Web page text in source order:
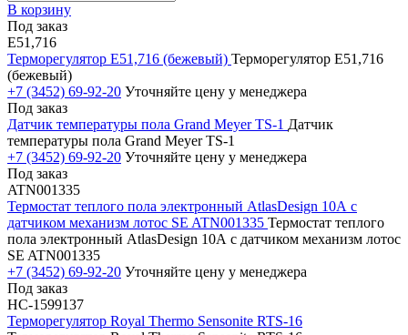
В корзину
Под заказ
Е51,716
Терморегулятор Е51,716 (бежевый) Терморегулятор Е51,716
(бежевый)
+7 (3452) 69-92-20 Уточняйте цену у менеджера
Под заказ
Датчик температуры пола Grand Meyer TS-1 Датчик
температуры пола Grand Meyer TS-1
+7 (3452) 69-92-20 Уточняйте цену у менеджера
Под заказ
ATN001335
Термостат теплого пола электронный AtlasDesign 10А с
датчиком механизм лотос SE ATN001335 Термостат теплого
пола электронный AtlasDesign 10А с датчиком механизм лотос
SE ATN001335
+7 (3452) 69-92-20 Уточняйте цену у менеджера
Под заказ
НС-1599137
Терморегулятор Royal Thermo Sensonite RTS-16